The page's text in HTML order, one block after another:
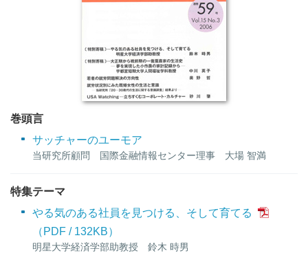
巻頭言
サッチャーのユーモア
当研究所顧問 国際金融情報センター理事 大場 智満
特集テーマ
やる気のある社員を見つける、そして育てる
132KB）
明星大学経済学部助教授 鈴木 時男